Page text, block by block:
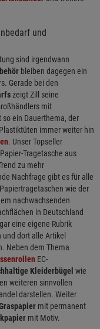
und
sind irgendwann
bleiben dagegen ein
Gerade bei den
zeigt Zill seine
mit
so ein Dauerthema, der
immer weiter hin
. Unser Topseller
Tragetasche aus
zu mehr
Nachfrage gibt es für alle
Papiertragetaschen wie der
nachwachsenden
in Deutschland
eine eigene Rubrik
dort alle Artikel
Neben dem Thema
EC-
Kleiderbügel wie
weiteren sinnvollen
darstellen. Weiter
mit permanent
mit Motiv.